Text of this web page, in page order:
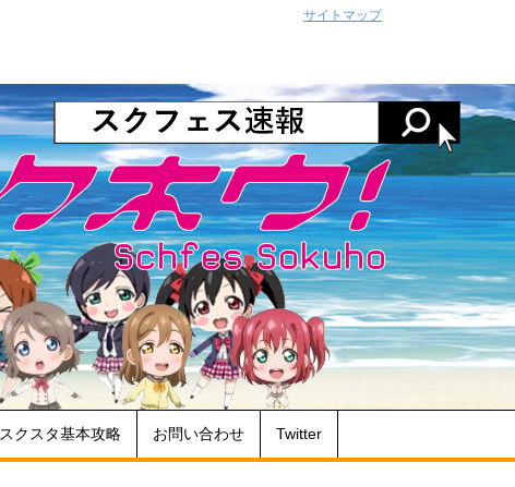
スクスタ基本攻略 お問い合わせ Twitter
サイトマップ